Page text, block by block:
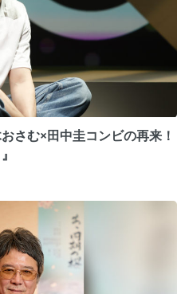
さむ×田中圭コンビの再来！